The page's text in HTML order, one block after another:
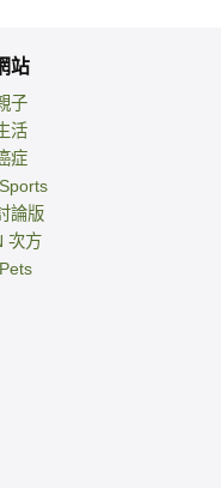
站
子
活
症
論版
次方